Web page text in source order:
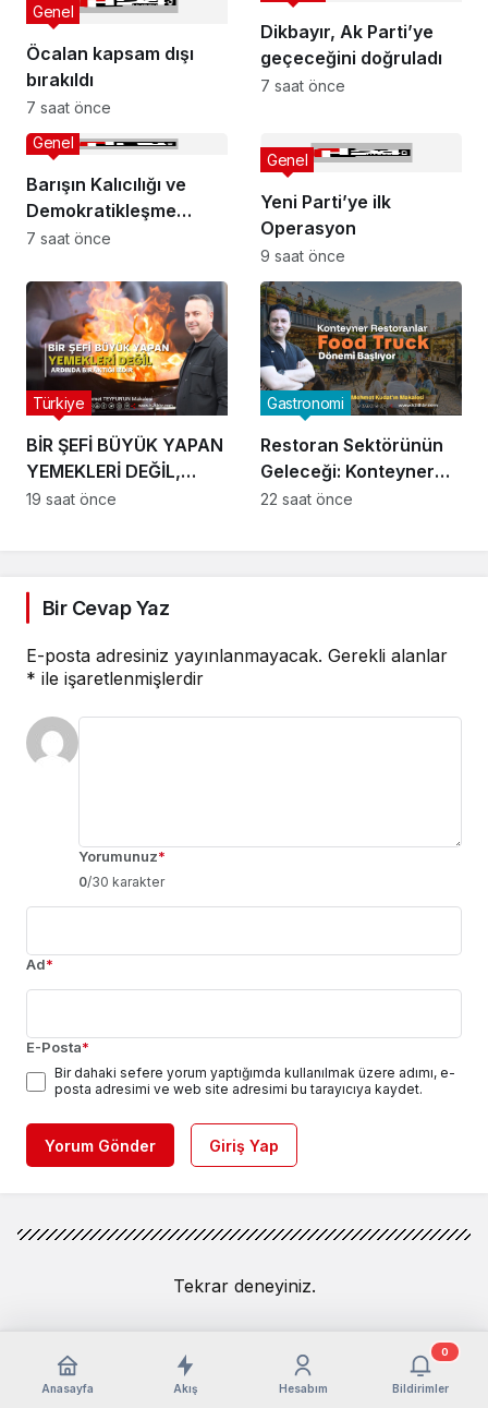
Öcalan kapsam dışı
bırakıldı
Genel
7 saat önce
Dikbayır, Ak Parti’ye
geçeceğini doğruladı
7 saat önce
Barışın Kalıcılığı ve
Demokratikleşme
İhtiyacı
Genel
7 saat önce
Yeni Parti’ye ilk
Operasyon
Genel
9 saat önce
BİR ŞEFİ BÜYÜK YAPAN
YEMEKLERİ DEĞİL,
ARDINDA BIRAKTIĞI
Türkiye
19 saat önce
Restoran Sektörünün
Geleceği: Konteyner
Restoranlar ve Food
Gastronomi
22 saat önce
Bir Cevap Yaz
E-posta adresiniz yayınlanmayacak. Gerekli alanlar
* ile işaretlenmişlerdir
Yorumunuz*
0/30 karakter
Ad*
E-Posta*
Bir dahaki sefere yorum yaptığımda kullanılmak üzere adımı, e-
posta adresimi ve web site adresimi bu tarayıcıya kaydet.
Yorum Gönder Giriş Yap
Tekrar deneyiniz.
Anasayfa Akış Hesabım Bildirimler
0